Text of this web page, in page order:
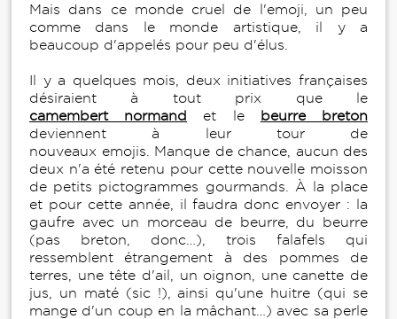
Mais dans ce monde cruel de l'emoji, un peu
comme dans le monde artistique, il y a
beaucoup d'appelés pour peu d'élus.
Il y a quelques mois, deux initiatives françaises
désiraient à tout prix que le
camembert normand et le beurre breton
deviennent à leur tour de
nouveaux emojis. Manque de chance, aucun des
deux n'a été retenu pour cette nouvelle moisson
de petits pictogrammes gourmands. À la place
et pour cette année, il faudra donc envoyer : la
gaufre avec un morceau de beurre, du beurre
(pas breton, donc…), trois falafels qui
ressemblent étrangement à des pommes de
terres, une tête d'ail, un oignon, une canette de
jus, un maté (sic !), ainsi qu'une huitre (qui se
mange d'un coup en la mâchant…) avec sa perle